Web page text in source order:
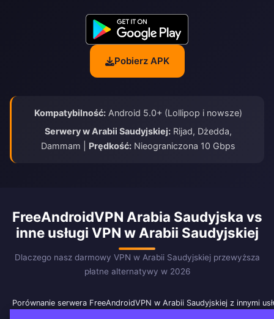
Pobierz APK
Kompatybilność:Android 5.0+ (Lollipop i nowsze)
Serwery w Arabii Saudyjskiej:Rijad, Dżedda,
Dammam | Prędkość:Nieograniczona 10 Gbps
FreeAndroidVPN Arabia Saudyjska vs
inne usługi VPN w Arabii Saudyjskiej
Dlaczego nasz darmowy VPN w Arabii Saudyjskiej przewyższa
płatne alternatywy w 2026
Porównanie serwera FreeAndroidVPN w Arabii Saudyjskiej z innymi